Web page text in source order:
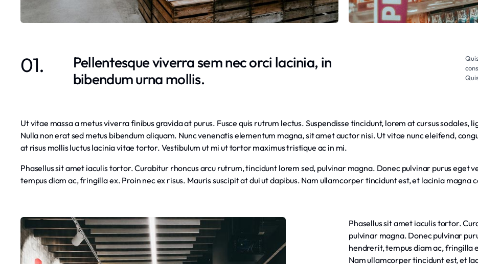
01.
Pellentesque viverra sem nec orci lacinia, in
bibendum urna mollis.
Ut vitae massa a metus viverra finibus gravida at purus. Fusce quis rutrum lectus. Suspendisse tincidunt, lorem at cursus sodales,
Nulla non erat sed metus bibendum aliquam. Nunc venenatis elementum magna, sit amet auctor nisi. Ut vitae nunc eleifend,
at risus mollis luctus lacinia vitae tortor. Vestibulum ut mi ut tortor maximus tristique ac in mi.
Phasellus sit amet iaculis tortor. Curabitur rhoncus arcu rutrum, tincidunt lorem sed, pulvinar magna. Donec pulvinar purus eget
tempus diam ac, fringilla ex. Proin nec ex risus. Mauris suscipit at dui ut dapibus. Nam ullamcorper tincidunt est, et lacinia magna
Phasellus sit amet iaculis tortor.
pulvinar magna. Donec pulvinar
hendrerit, tempus diam ac, fringilla
Nam ullamcorper tincidunt est, et